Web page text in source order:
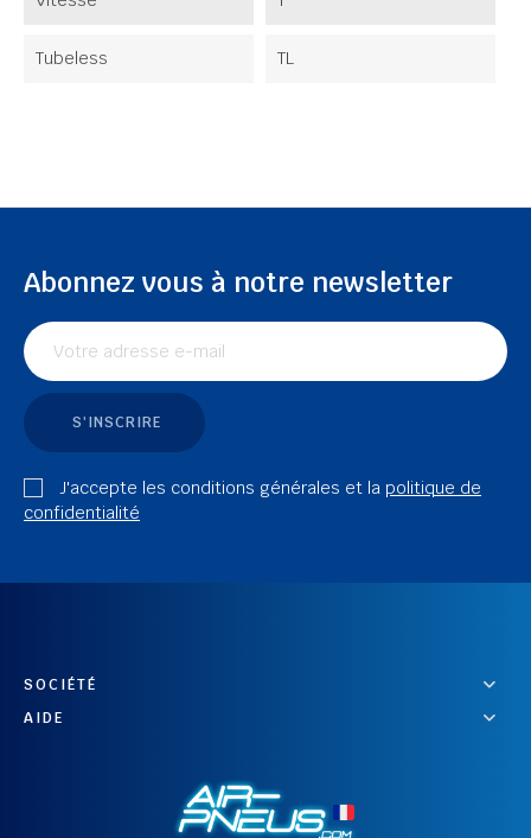
Tubeless TL
Abonnez vous à notre newsletter
S'INSCRIRE
J'accepte les conditions générales et la politique de
confidentialité
SOCIÉTÉ
AIDE